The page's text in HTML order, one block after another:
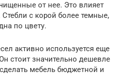
от нее. Это влияет
с корой более темные,
по цвету.
активно используется еще
стоит значительно дешевле
мебель бюджетной и